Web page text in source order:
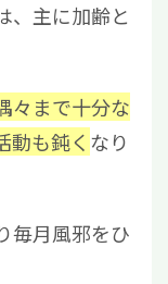
、主に加齢と
々まで十分な
動も鈍く なり
毎月風邪をひ